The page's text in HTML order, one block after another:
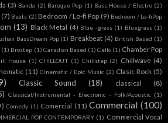
(3) Banda (2) Baroque Pop (1) Bass House / Electro (2)
(7) Beats (2) Bedroom / Lo-fi Pop (9) Bedroom / Lo-fiPop
(13) Black Metal (4) Blue -grass (1) Bluegrass (1)
BassDream Pop (1) Breakbeat (4) British Based (1)
(1) Brostep (1) Canadian Based (1) Cello (1) Chamber Pop
House (1) CHILLOUT (1) Chillstep (2) Chillwave (4)
(11) Cinematic / Epic Music (2) Clasic Rock (5)
Classic Sound (18) classical (8)
Classical/Instrumental - Electronic - Folk/Acoustic (1)
Comedy (1) Comercial (11) Commercial (100)
POP CONTEMPORARY (1) Commercial Vocal